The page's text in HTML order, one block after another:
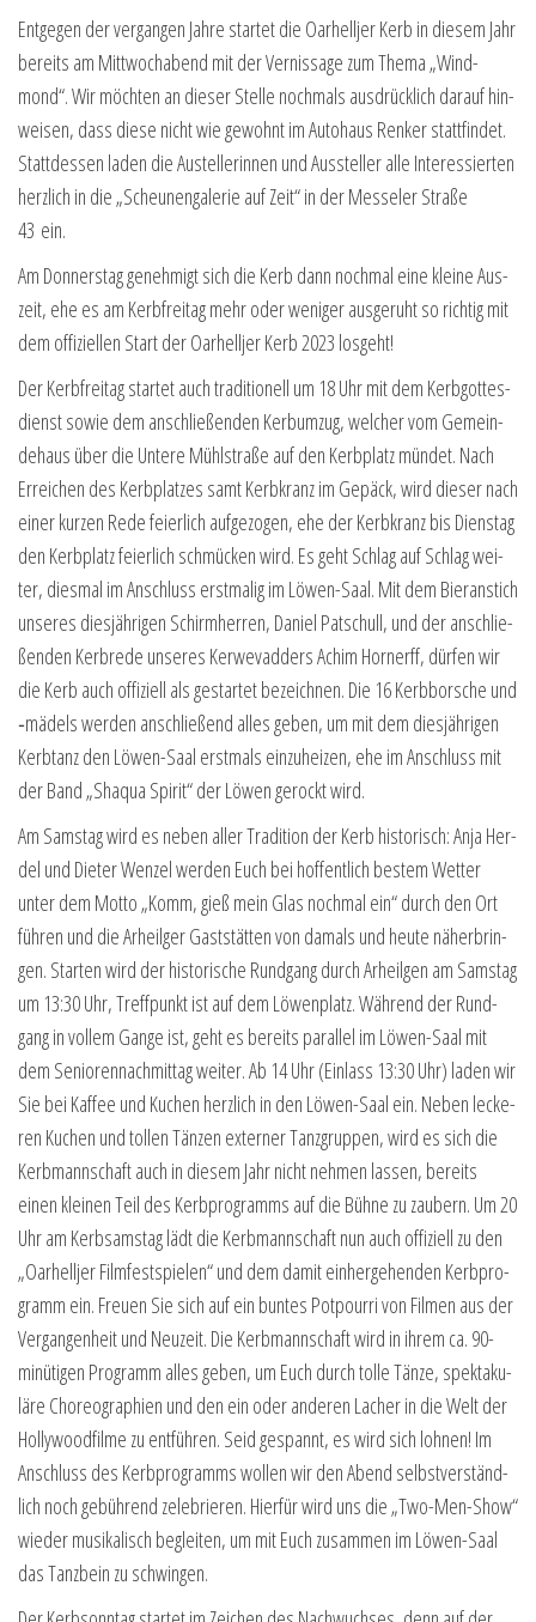
Ent­ge­gen der ver­gan­gen Jah­re star­tet die Oar­hell­jer Kerb in die­sem Jahr
bereits am Mitt­woch­abend mit der Ver­nis­sa­ge zum The­ma „Wind­
mond“. Wir möch­ten an die­ser Stel­le noch­mals aus­drück­lich dar­auf hin­
wei­sen, dass die­se nicht wie gewohnt im Auto­haus Ren­ker statt­fin­det.
Statt­des­sen laden die Aus­tel­le­rin­nen und Aus­stel­ler alle Inter­es­sier­ten
herz­lich in die „Scheu­nen­ga­le­rie auf Zeit“ in der Mes­se­ler Stra­ße
43 ein.
Am Don­ners­tag geneh­migt sich die Kerb dann noch­mal eine klei­ne Aus­
zeit, ehe es am Kerb­frei­tag mehr oder weni­ger aus­ge­ruht so rich­tig mit
dem offi­zi­el­len Start der Oar­hell­jer Kerb 2023 losgeht!
Der Kerb­frei­tag star­tet auch tra­di­tio­nell um 18 Uhr mit dem Kerb­got­tes­
dienst sowie dem anschlie­ßen­den Ker­b­um­zug, wel­cher vom Gemein­
de­haus über die Unte­re Mühl­stra­ße auf den Kerb­platz mün­det. Nach
Errei­chen des Kerb­plat­zes samt Kerb­kranz im Gepäck, wird die­ser nach
einer kur­zen Rede fei­er­lich auf­ge­zo­gen, ehe der Kerb­kranz bis Diens­tag
den Kerb­platz fei­er­lich schmü­cken wird. Es geht Schlag auf Schlag wei­
ter, dies­mal im Anschluss erst­ma­lig im Löwen-Saal. Mit dem Bier­an­stich
unse­res dies­jäh­ri­gen Schirm­her­ren, Dani­el Pat­schull, und der anschlie­
ßen­den Kerbre­de unse­res Ker­we­vad­ders Achim Hor­n­erff, dür­fen wir
die Kerb auch offi­zi­ell als gestar­tet bezeich­nen. Die 16 Kerb­bor­sche und
‑mädels wer­den anschlie­ßend alles geben, um mit dem dies­jäh­ri­gen
Kerb­tanz den Löwen-Saal erst­mals ein­zu­hei­zen, ehe im Anschluss mit
der Band „Shaqua Spi­rit“ der Löwen gerockt wird.
Am Sams­tag wird es neben aller Tra­di­ti­on der Kerb his­to­risch: Anja Her­
del und Die­ter Wen­zel wer­den Euch bei hof­fent­lich bes­tem Wet­ter
unter dem Mot­to „Komm, gieß mein Glas noch­mal ein“ durch den Ort
füh­ren und die Arheil­ger Gast­stät­ten von damals und heu­te näher­brin­
gen. Star­ten wird der his­to­ri­sche Rund­gang durch Arheil­gen am Sams­tag
um 13:30 Uhr, Treff­punkt ist auf dem Löwen­platz. Wäh­rend der Rund­
gang in vol­lem Gan­ge ist, geht es bereits par­al­lel im Löwen-Saal mit
dem Senio­ren­nach­mit­tag wei­ter. Ab 14 Uhr (Ein­lass 13:30 Uhr) laden wir
Sie bei Kaf­fee und Kuchen herz­lich in den Löwen-Saal ein. Neben lecke­
ren Kuchen und tol­len Tän­zen exter­ner Tanz­grup­pen, wird es sich die
Kerb­mann­schaft auch in die­sem Jahr nicht neh­men las­sen, bereits
einen klei­nen Teil des Kerb­pro­gramms auf die Büh­ne zu zau­bern. Um 20
Uhr am Kerbsams­tag lädt die Kerb­mann­schaft nun auch offi­zi­ell zu den
„Oar­hell­jer Film­fest­spie­len“ und dem damit ein­her­ge­hen­den Kerb­pro­
gramm ein. Freu­en Sie sich auf ein bun­tes Pot­pour­ri von Fil­men aus der
Ver­gan­gen­heit und Neu­zeit. Die Kerb­mann­schaft wird in ihrem ca. 90-
minü­ti­gen Pro­gramm alles geben, um Euch durch tol­le Tän­ze, spek­ta­ku­
lä­re Cho­reo­gra­phien und den ein oder ande­ren Lacher in die Welt der
Hol­ly­wood­fil­me zu ent­füh­ren. Seid gespannt, es wird sich loh­nen! Im
Anschluss des Kerb­pro­gramms wol­len wir den Abend selbst­ver­ständ­
lich noch gebüh­rend zele­brie­ren. Hier­für wird uns die „Two-Men-Show“
wie­der musi­ka­lisch beglei­ten, um mit Euch zusam­men im Löwen-Saal
das Tanz­bein zu schwingen.